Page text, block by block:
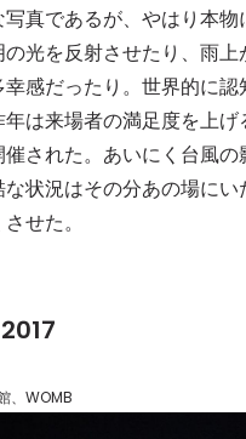
真であるが、やはり本物
光を反射させたり、雨上
感だったり。世界的に認
は来場者の満足度を上げ
された。あいにく台風の
な状況はその分あの場に
せた。
、WOMB